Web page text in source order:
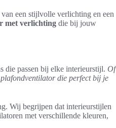
een stijlvolle verlichting en een
met verlichting die bij jouw
die passen bij elke interieurstijl. Of
die perfect bij je
Wij begrijpen dat interieurstijlen
met verschillende kleuren,